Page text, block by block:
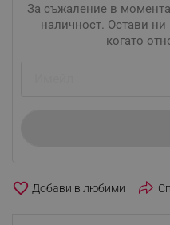
За съжаление в
наличност. Остави
когато
favorite_border